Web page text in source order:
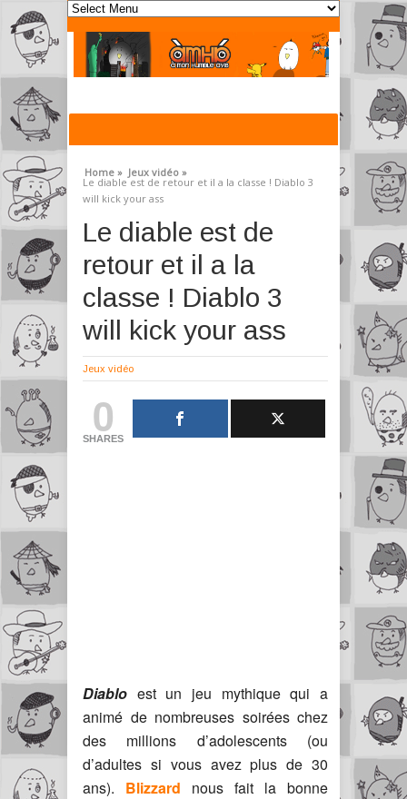
Home » Jeux vidéo »
Le diable est de retour et il a la classe ! Diablo 3
will kick your ass
Le diable est de
retour et il a la
classe ! Diablo 3
will kick your ass
Jeux vidéo
0
SHARES
Diablo est un jeu mythique qui a
animé de nombreuses soirées chez
des millions d’adolescents (ou
d’adultes si vous avez plus de 30
ans). Blizzard nous fait la bonne